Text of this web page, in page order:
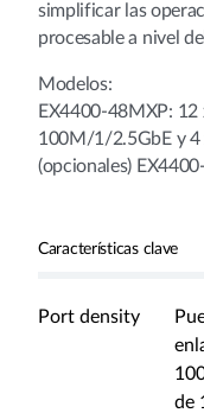
simplificar las
procesable a nivel
Modelos:
EX4400-48MXP:
100M/1/2.5GbE y 4
(opcionales)
Características clave
Port density
de